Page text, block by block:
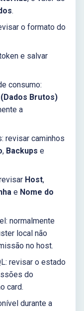
.
o formato do
e salvar
consumo:
Brutos)
a
revisar caminhos
, Backups e
Host,
e Nome do
normalmente
local não
no host.
revisar o estado
do
card.
durante a